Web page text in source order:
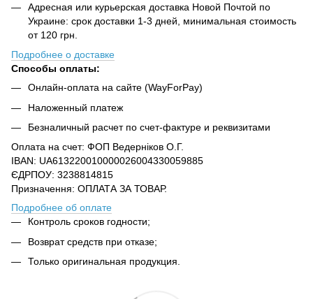
Адресная или курьерская доставка Новой Почтой по
Украине: срок доставки 1-3 дней, минимальная стоимость
от 120 грн.
Подробнее о доставке
Способы оплаты:
Онлайн-оплата на сайте (WayForPay)
Наложенный платеж
Безналичный расчет по счет-фактуре и реквизитами
Оплата на счет: ФОП Ведерніков О.Г.
IBAN: UA613220010000026004330059885
ЄДРПОУ: 3238814815
Призначення: ОПЛАТА ЗА ТОВАР.
Подробнее об оплате
Контроль сроков годности;
Возврат средств при отказе;
Только оригинальная продукция.